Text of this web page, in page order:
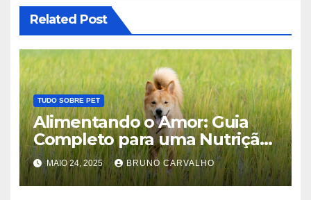
Related Post
TUDO SOBRE PET
Alimentando o Amor: Guia
Completo para uma Nutrição
Ideal do Seu Pet
MAIO 24, 2025 BRUNO CARVALHO